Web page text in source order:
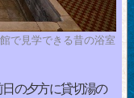
で見学できる昔の浴室
の夕方に貸切湯の